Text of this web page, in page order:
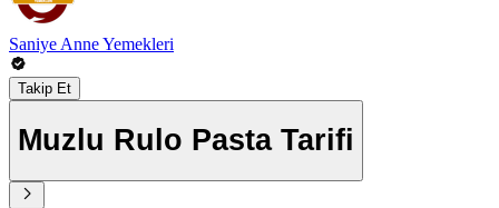
Saniye Anne Yemekleri
Takip Et
Muzlu Rulo Pasta Tarifi